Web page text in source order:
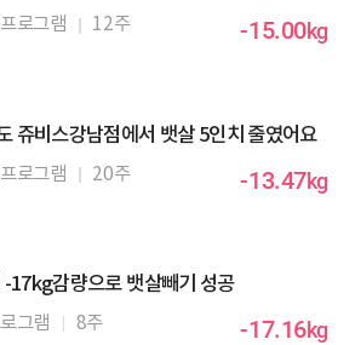
로그램 12주 -15.00kg
비스강남점에서 뱃살 5인치 줄였어요
로그램 20주 -13.47kg
감량으로 뱃살빼기 성공
그램 8주 -17.16kg